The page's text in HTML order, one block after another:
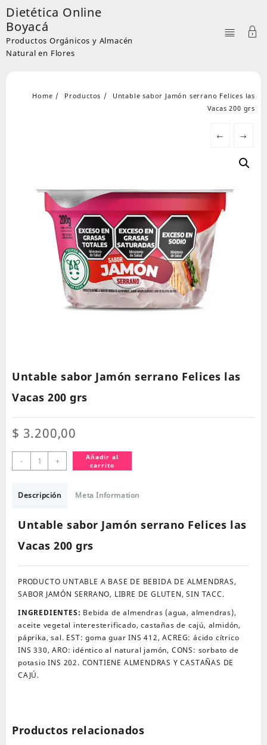
Skip
to
content
Dietética Online
Boyacá
Productos Orgánicos y Almacén
Natural en Flores
Home Productos
Untable sabor Jamón serrano Felices las
Vacas 200 grs
← →
Untable sabor Jamón serrano Felices las
Vacas 200 grs
$ 3.200,00
-
Untable
sabor
serrano
las
200
+
Añadir al
carrito
Descripción Meta Information
Untable sabor Jamón serrano Felices las
Vacas 200 grs
PRODUCTO UNTABLE A BASE DE BEBIDA DE ALMENDRAS,
SABOR JAMÓN SERRANO, LIBRE DE GLUTEN, SIN TACC.
INGREDIENTES: Bebida de almendras (agua, almendras),
aceite vegetal interesterificado, castañas de cajú, almidón,
páprika, sal. EST: goma guar INS 412, ACREG: ácido cítrico
INS 330, ARO: idéntico al natural jamón, CONS: sorbato de
potasio INS 202. CONTIENE ALMENDRAS Y CASTAÑAS DE
CAJÚ.
Productos relacionados